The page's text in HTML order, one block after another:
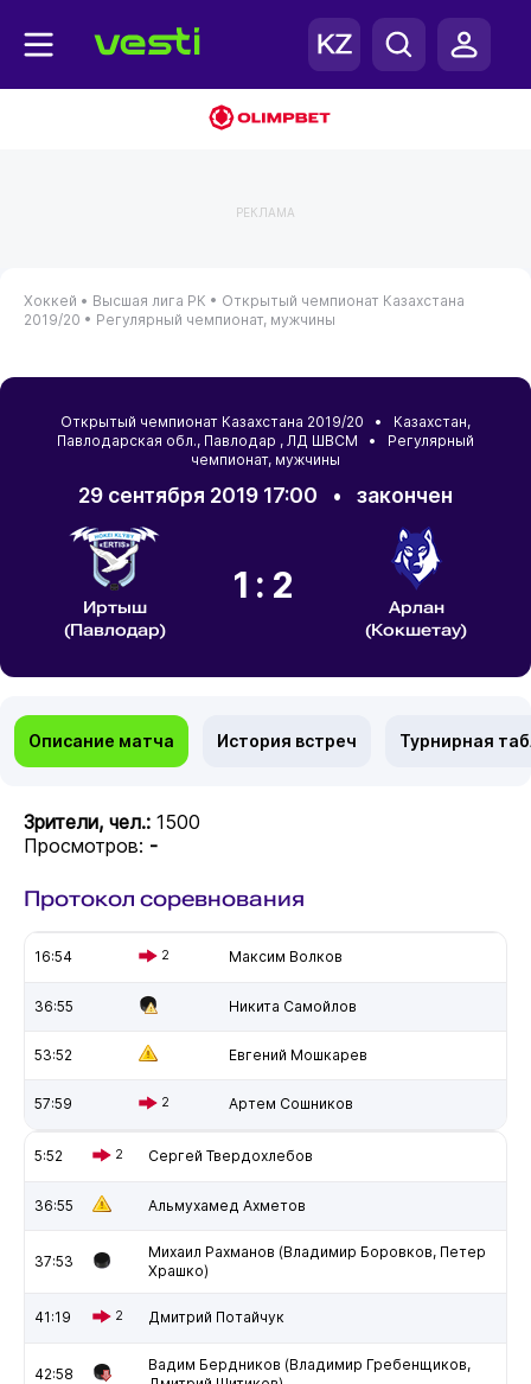
РЕКЛАМА
Хоккей • Высшая лига РК • Открытый чемпионат Казахстана
2019/20 • Регулярный чемпионат, мужчины
Открытый чемпионат Казахстана 2019/20 • Казахстан,
Павлодарская обл., Павлодар , ЛД ШВСМ • Регулярный
чемпионат, мужчины
29 сентября 2019 17:00 • закончен
Иртыш
(Павлодар)
1:2
Арлан
(Кокшетау)
Описание матча История встреч Турнирная
Зрители, чел.: 1500
Просмотров: -
Протокол соревнования
16:54 2 Максим Волков
36:55 Никита Самойлов
53:52 Евгений Мошкарев
57:59 2 Артем Сошников
5:52 2 Сергей Твердохлебов
36:55 Альмухамед Ахметов
37:53
Михаил Рахманов (Владимир Боровков, Петер
Храшко)
41:19 2 Дмитрий Потайчук
42:58
Вадим Бердников (Владимир Гребенщиков,